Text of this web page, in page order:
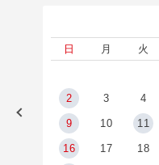
日 月 火
2 3 4
9 10 11
16 17 18